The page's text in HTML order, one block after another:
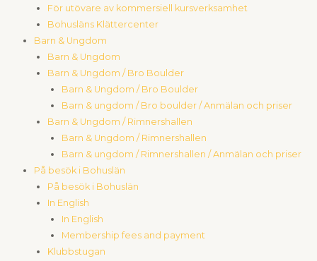
För utövare av kommersiell kursverksamhet
Bohusläns Klättercenter
Barn & Ungdom
Barn & Ungdom
Barn & Ungdom / Bro Boulder
Barn & Ungdom / Bro Boulder
Barn & ungdom / Bro boulder / Anmälan och priser
Barn & Ungdom / Rimnershallen
Barn & Ungdom / Rimnershallen
Barn & ungdom / Rimnershallen / Anmälan och priser
På besök i Bohuslän
På besök i Bohuslän
In English
In English
Membership fees and payment
Klubbstugan